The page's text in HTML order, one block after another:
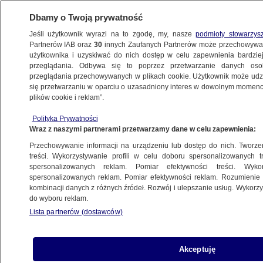
POLSKA
"To stanowisko rządu wiążące dla
prezydenta"
5.09.2025, 21:25
Udostępnij
Dbamy o Twoją prywatność
Jeśli użytkownik wyrazi na to zgodę, my, naszepodmioty
Partnerów IAB oraz30 innych Zaufanych Partnerów może
użytkownika i uzyskiwać do nich dostęp w celu zapewnienia
przeglądania. Odbywa się to poprzez przetwarzanie danych
przeglądania przechowywanych w plikach cookie. Użytkownik może
się przetwarzaniu w oparciu o uzasadniony interes w dowolnym
plików cookie i reklam”.
Polityka Prywatności
Wraz z naszymi partnerami przetwarzamy dane w celu zapewnienia:
Przechowywanie informacji na urządzeniu lub dostęp do nich.
treści. Wykorzystywanie profili w celu doboru spersonalizowanych
spersonalizowanych reklam. Pomiar efektywności treści.
spersonalizowanych reklam. Pomiar efektywności reklam.
kombinacji danych z różnych źródeł. Rozwój i ulepszanie usług.
do wyboru reklam.
Lista partnerów (dostawców)
Akceptuję